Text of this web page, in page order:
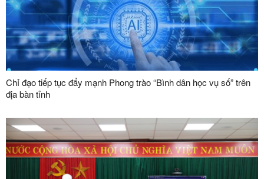
Chỉ đạo tiếp tục đẩy mạnh Phong trào “Bình dân học vụ số” trên
địa bàn tỉnh